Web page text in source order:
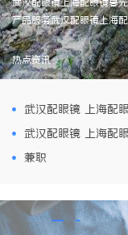
武汉配眼镜上海配眼镜暮
产品服务武汉配眼镜上海
流程验光师门店案例新闻
光ILIT眼镜暮光ILIT眼镜
店。以完整验光、正品镜片
售后为基础，全场镜片
热点资讯
武汉配眼镜 上海配
武汉配眼镜 上海配
兼职